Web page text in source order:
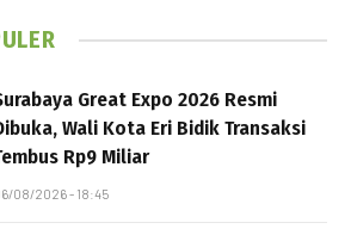
Great Expo 2026 Resmi
Wali Kota Eri Bidik Transaksi
Rp9 Miliar
08/2026 - 18:45